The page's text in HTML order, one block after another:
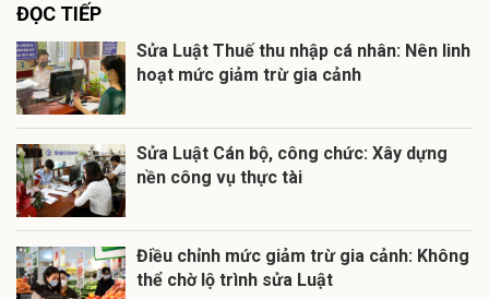
ĐỌC TIẾP
Sửa Luật Thuế thu nhập cá nhân: Nên linh
hoạt mức giảm trừ gia cảnh
Sửa Luật Cán bộ, công chức: Xây dựng
nền công vụ thực tài
Điều chỉnh mức giảm trừ gia cảnh: Không
thể chờ lộ trình sửa Luật